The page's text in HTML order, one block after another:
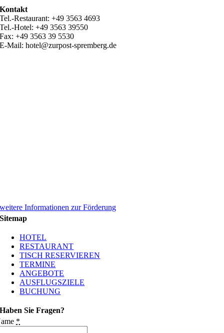
Kontakt
Tel.-Restaurant: +49 3563 4693
Tel.-Hotel: +49 3563 39550
Fax: +49 3563 39 5530
E-Mail: hotel@zurpost-spremberg.de
weitere Informationen zur Förderung
Sitemap
HOTEL
RESTAURANT
TISCH RESERVIEREN
TERMINE
ANGEBOTE
AUSFLUGSZIELE
BUCHUNG
Haben Sie Fragen?
*